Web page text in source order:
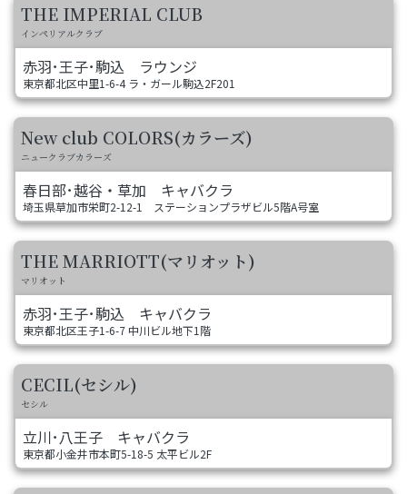
THE IMPERIAL CLUB
インペリアルクラブ
赤羽･王子･駒込 ラウンジ
東京都北区中里1-6-4 ラ・ガール駒込2F201
New club COLORS(カラーズ)
ニュークラブカラーズ
春日部･越谷・草加 キャバクラ
埼玉県草加市栄町2-12-1 ステーションプラザビル5階A号室
THE MARRIOTT(マリオット)
マリオット
赤羽･王子･駒込 キャバクラ
東京都北区王子1-6-7 中川ビル地下1階
CECIL(セシル)
セシル
立川･八王子 キャバクラ
東京都小金井市本町5-18-5 太平ビル2F